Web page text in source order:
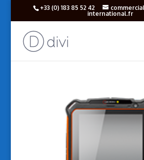
+33 (‎0) 183 85 52 42
international.fr